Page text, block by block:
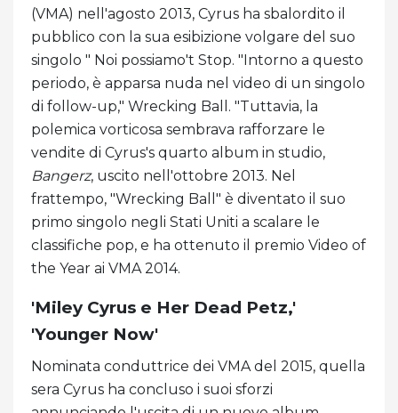
(VMA) nell'agosto 2013, Cyrus ha sbalordito il
pubblico con la sua esibizione volgare del suo
singolo " Noi possiamo't Stop. "Intorno a questo
periodo, è apparsa nuda nel video di un singolo
di follow-up," Wrecking Ball. "Tuttavia, la
polemica vorticosa sembrava rafforzare le
vendite di Cyrus's quarto album in studio,
Bangerz, uscito nell'ottobre 2013. Nel
frattempo, "Wrecking Ball" è diventato il suo
primo singolo negli Stati Uniti a scalare le
classifiche pop, e ha ottenuto il premio Video of
the Year ai VMA 2014.
'Miley Cyrus e Her Dead Petz,'
'Younger Now'
Nominata conduttrice dei VMA del 2015, quella
sera Cyrus ha concluso i suoi sforzi